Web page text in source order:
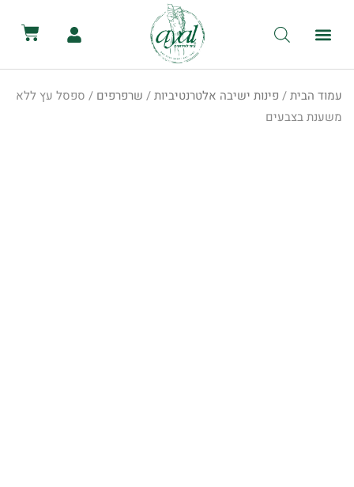
עמוד הבית/ פינות ישיבה אלטרנטיביות/ שרפרפים / ספסל עץ ללא
משענת בצבעים